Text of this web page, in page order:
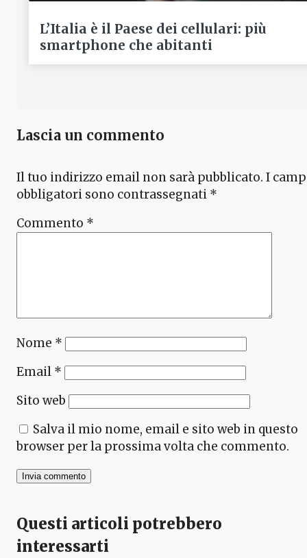
L’Italia è il Paese dei cellulari: più
smartphone che abitanti
Lascia un commento
Il tuo indirizzo email non sarà pubblicato. I
obbligatori sono contrassegnati *
Commento *
Nome *
Email *
Sito web
Salva il mio nome, email e sito web in questo
browser per la prossima volta che commento.
Questi articoli potrebbero
interessarti